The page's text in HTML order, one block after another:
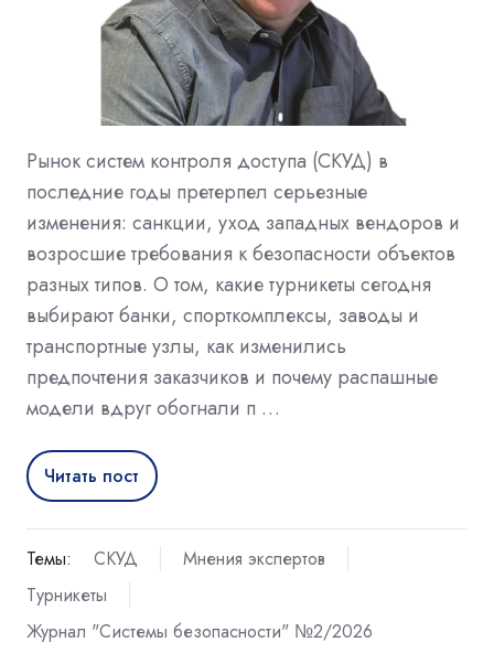
Рынок систем контроля доступа (СКУД) в
последние годы претерпел серьезные
изменения: санкции, уход западных вендоров и
возросшие требования к безопасности объектов
разных типов. О том, какие турникеты сегодня
выбирают банки, спорткомплексы, заводы и
транспортные узлы, как изменились
предпочтения заказчиков и почему распашные
модели вдруг обогнали п …
Читать пост
Темы: СКУД
Мнения экспертов
Турникеты
Журнал "Системы безопасности" №2/2026